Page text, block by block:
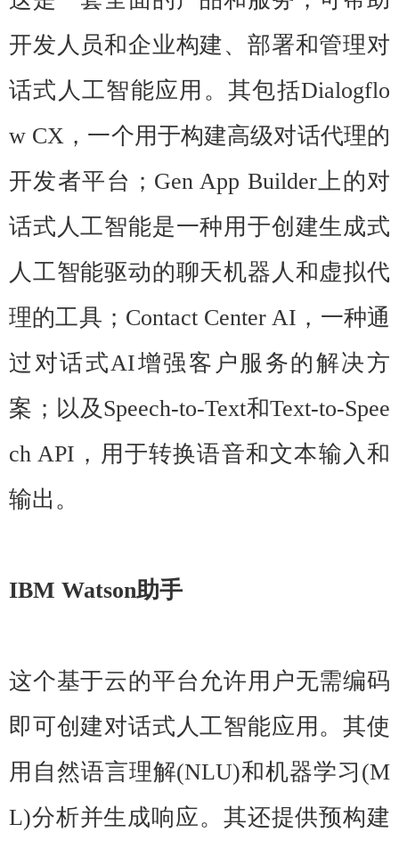
开发人员和企业构建、部署和管理对
话式人工智能应用。其包括Dialogflo
w CX，一个用于构建高级对话代理的
开发者平台；Gen App Builder上的对
话式人工智能是一种用于创建生成式
人工智能驱动的聊天机器人和虚拟代
理的工具；Contact Center AI，一种通
过对话式AI增强客户服务的解决方
案；以及Speech-to-Text和Text-to-Spee
ch API，用于转换语音和文本输入和
输出。
IBM Watson助手
这个基于云的平台允许用户无需编码
即可创建对话式人工智能应用。其使
用自然语言理解(NLU)和机器学习(M
L)分析并生成响应。其还提供预构建